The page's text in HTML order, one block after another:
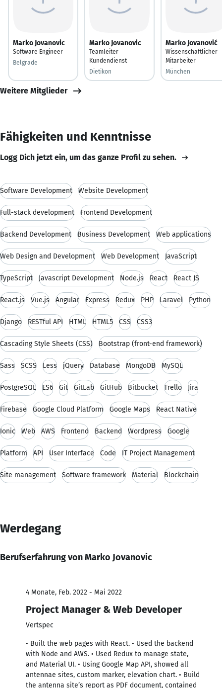
Marko Jovanovic
Software Engineer
Belgrade
Marko Jovanovic
Teamleiter
Kundendienst
Dietikon
Marko Jovanović
Wissenschaftlicher
Mitarbeiter
München
Weitere Mitglieder
Fähigkeiten und Kenntnisse
Logg Dich jetzt ein, um das ganze Profil zu sehen.
Software Development Website Development
Full-stack development Frontend Development
Backend Development Business Development Web applications
Web Design and Development Web Development JavaScript
TypeScript Javascript Development Node.js React React JS
React.js Vue.js Angular Express Redux PHP Laravel Python
Django RESTful API HTML HTML5 CSS CSS3
Cascading Style Sheets (CSS) Bootstrap (front-end framework)
Sass SCSS Less jQuery Database MongoDB MySQL
PostgreSQL ES6 Git GitLab GitHub Bitbucket Trello Jira
Firebase Google Cloud Platform Google Maps React Native
Ionic Web AWS Frontend Backend Wordpress Google
Platform API User Interface Code IT Project Management
Site management Software framework Material Blockchain
Werdegang
Berufserfahrung von Marko Jovanovic
4 Monate, Feb. 2022 - Mai 2022
Project Manager & Web Developer
Vertspec
• Built the web pages with React. • Used the backend
with Node and AWS. • Used Redux to manage state,
and Material UI. • Using Google Map API, showed all
antennae sites, custom marker, elevation chart. • Build
the antenna site’s report as PDF document, contained